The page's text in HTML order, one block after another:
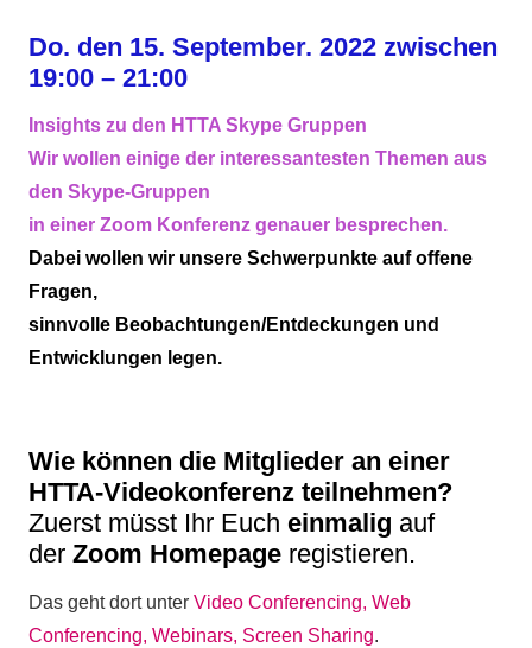
Do. den 15. September. 2022 zwischen
19:00 – 21:00
nsights zu den HTTA Skype Gruppen
Wir wollen einige der interessantesten Themen aus
den Skype-Gruppen
in einer Zoom Konferenz genauer besprechen.
Dabei wollen wir unsere Schwerpunkte auf offene
Fragen,
sinnvolle Beobachtungen/Entdeckungen und
Entwicklungen legen.
Wie können die Mitglieder an einer
HTTA-Videokonferenz teilnehmen?
Zuerst müsst Ihr Euch einmalig auf
der Zoom Homepage registieren.
Das geht dort unter Video Conferencing, Web
Conferencing, Webinars, Screen Sharing.